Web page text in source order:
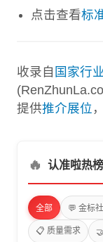
点击查看标
收录自 国家行
提供推介展位
🔥 认准啦热榜
全部 💬 金标
📋 质量需求